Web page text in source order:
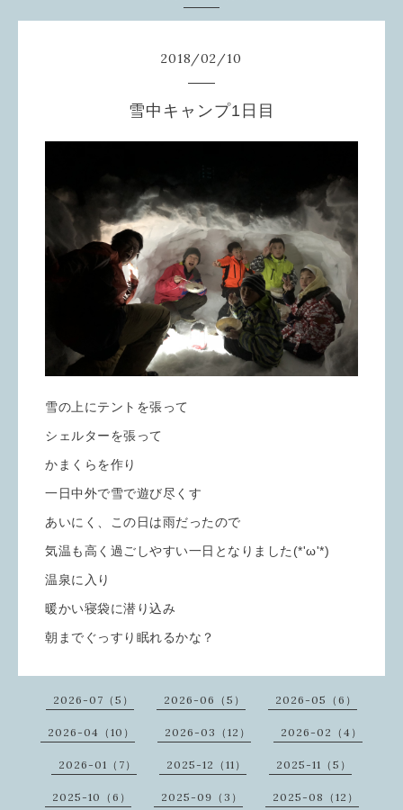
2018/02/10
雪中キャンプ1日目
雪の上にテントを張って
シェルターを張って
かまくらを作り
一日中外で雪で遊び尽くす
あいにく、この日は雨だったので
気温も高く過ごしやすい一日となりました(*'ω'*)
温泉に入り
暖かい寝袋に潜り込み
朝までぐっすり眠れるかな？
2026-07（5） 2026-06（5） 2026-05（6）
2026-04（10） 2026-03（12） 2026-02（4）
2026-01（7） 2025-12（11） 2025-11（5）
2025-10（6） 2025-09（3） 2025-08（12）